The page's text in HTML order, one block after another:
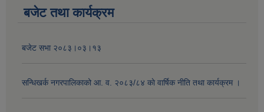
बजेट तथा कार्यक्रम
बजेट सभा २०८३।०३।१३
सन्धिखर्क नगरपालिकाको आ. व. २०८३/८४ काे वार्षिक नीति तथा कार्यक्रम ।